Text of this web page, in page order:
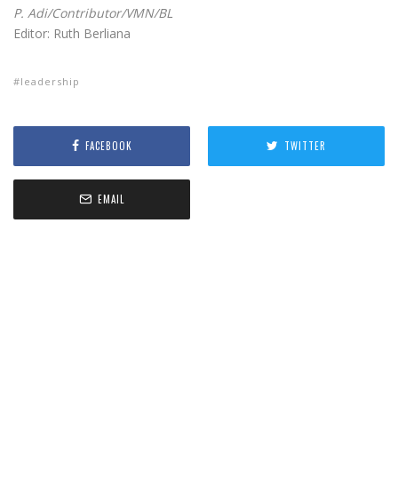
P. Adi/Contributor/VMN/BL
Editor: Ruth Berliana
leadership
FACEBOOK TWITTER
EMAIL